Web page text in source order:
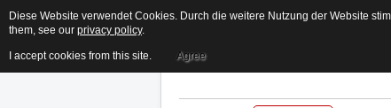
Diese Website verwendet Cookies. Durch die weitere Nutzung der Website
them, see our privacy policy.
I accept cookies from this site. Agree